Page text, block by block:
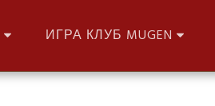
ИГРА КЛУБ MUGEN